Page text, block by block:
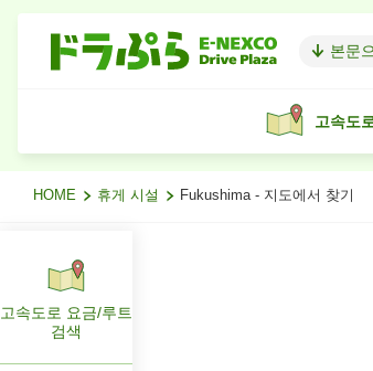
본문
고속도
HOME 휴게 시설 Fukushima - 지도에서 찾기
고속도로 요금/루트
검색